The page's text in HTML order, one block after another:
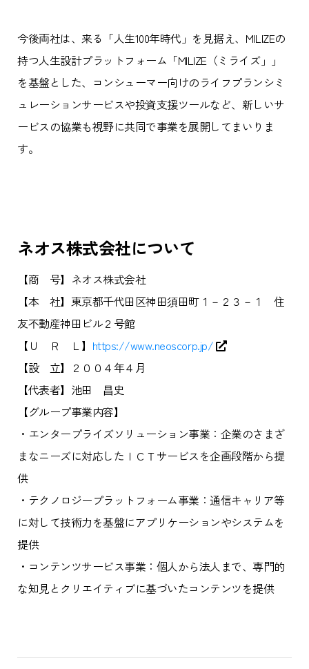
今後両社は、来る「人生100年時代」を見据え、MILIZEの
持つ人生設計プラットフォーム「MILIZE（ミライズ」」
を基盤とした、コンシューマー向けのライフプランシミ
ュレーションサービスや投資支援ツールなど、新しいサ
ービスの協業も視野に共同で事業を展開してまいりま
す。
ネオス株式会社について
【商 号】ネオス株式会社
【本 社】東京都千代田区神田須田町１－２３－１ 住
友不動産神田ビル２号館
【Ｕ Ｒ Ｌ】 https://www.neoscorp.jp/
【設 立】２００４年４月
【代表者】池田 昌史
【グループ事業内容】
・エンタープライズソリューション事業：企業のさまざ
まなニーズに対応したＩＣＴサービスを企画段階から提
供
・テクノロジープラットフォーム事業：通信キャリア等
に対して技術力を基盤にアプリケーションやシステムを
提供
・コンテンツサービス事業：個人から法人まで、専門的
な知見とクリエイティブに基づいたコンテンツを提供